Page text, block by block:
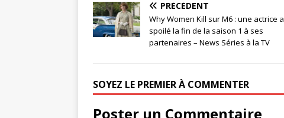
PRÉCÉDENT
Why Women Kill sur M6 : une actrice a
spoilé la fin de la saison 1 à ses
partenaires – News Séries à la TV
SOYEZ LE PREMIER À COMMENTER
Poster un Commentaire